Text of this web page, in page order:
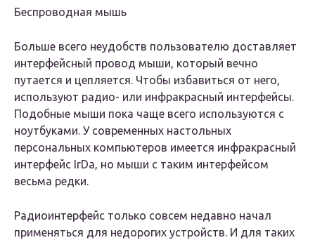
Беспроводная мышь
Больше всего неудобств пользователю доставляет
интерфейсный провод мыши, который вечно
путается и цепляется. Чтобы избавиться от него,
используют радио- или инфракрасный интерфейсы.
Подобные мыши пока чаще всего используются с
ноутбуками. У современных настольных
персональных компьютеров имеется инфракрасный
интерфейс IrDa, но мыши с таким интерфейсом
весьма редки.
Радиоинтерфейс только совсем недавно начал
применяться для недорогих устройств. И для таких